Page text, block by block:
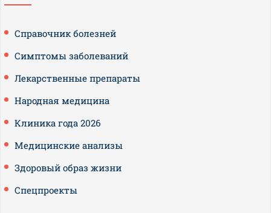
Справочник болезней
Симптомы заболеваний
Лекарственные препараты
Народная медицина
Клиника года 2026
Медицинские анализы
Здоровый образ жизни
Спецпроекты